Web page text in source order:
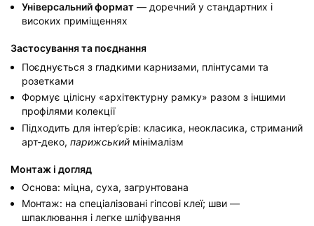
Універсальний формат — доречний у стандартних і
високих приміщеннях
Застосування та поєднання
Поєднується з гладкими карнизами, плінтусами та
розетками
Формує цілісну «архітектурну рамку» разом з іншими
профілями колекції
Підходить для інтер’єрів: класика, неокласика, стриманий
арт‑деко,парижський мінімалізм
Монтаж і догляд
Основа: міцна, суха, загрунтована
Монтаж: на спеціалізовані гіпсові клеї; шви —
шпаклювання і легке шліфування